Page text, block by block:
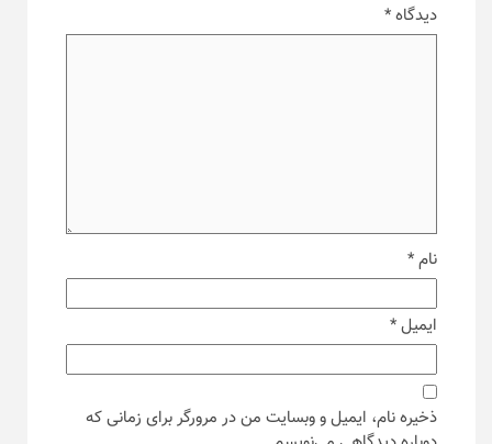
دیدگاه*
نام*
ایمیل*
ذخیره نام، ایمیل و وبسایت من در مرورگر برای زمانی که